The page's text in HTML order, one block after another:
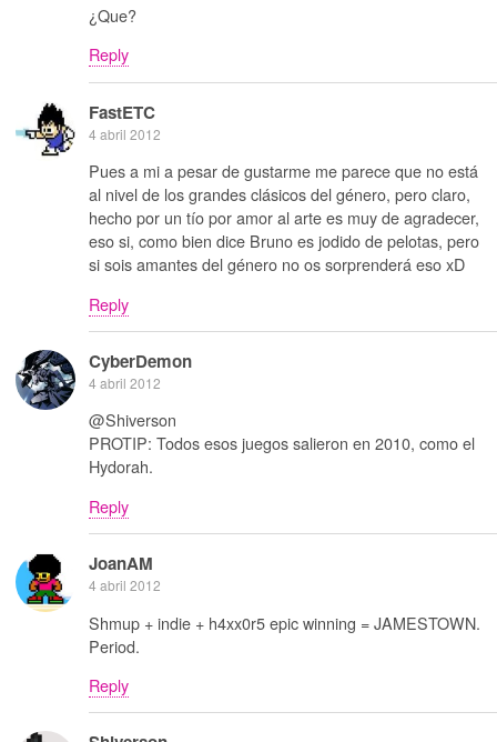
¿Que?
Reply
FastETC
4 abril 2012
Pues a mi a pesar de gustarme me parece que no está
al nivel de los grandes clásicos del género, pero claro,
hecho por un tío por amor al arte es muy de agradecer,
eso si, como bien dice Bruno es jodido de pelotas, pero
si sois amantes del género no os sorprenderá eso xD
Reply
CyberDemon
4 abril 2012
@Shiverson
PROTIP: Todos esos juegos salieron en 2010, como el
Hydorah.
Reply
JoanAM
4 abril 2012
Shmup + indie + h4xx0r5 epic winning = JAMESTOWN.
Period.
Reply